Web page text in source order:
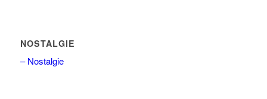
NOSTALGIE
– Nostalgie